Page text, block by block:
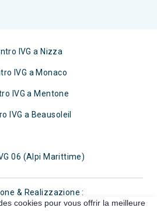
IVG a Nizza
IVG a Monaco
IVG a Mentone
IVG a Beausoleil
06 (Alpi Marittime)
& Realizzazione :
cookies pour vous offrir la meilleure